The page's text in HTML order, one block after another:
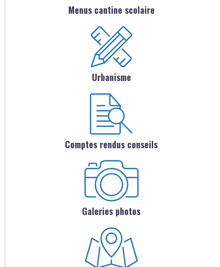
Menus cantine scolaire
Urbanisme
Comptes rendus conseils
Galeries photos